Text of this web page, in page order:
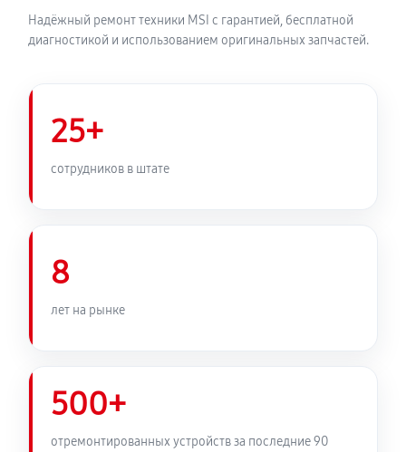
Надёжный ремонт техники MSI с гарантией, бесплатной
диагностикой и использованием оригинальных запчастей.
25+
сотрудников в штате
8
лет на рынке
500+
отремонтированных устройств за последние 90